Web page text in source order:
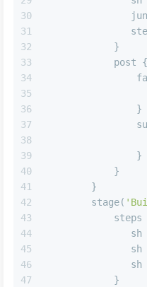
30
31
32
33
34
35
36
37
38
39
40
41
42
43
44
45
46
47
            }
            post {
                }
                }
            }
        }
        stage(
steps
               sh
               sh
               sh
            }